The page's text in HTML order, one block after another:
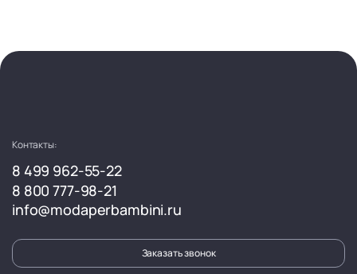
Контакты:
8 499 962-55-22
8 800 777-98-21
info@modaperbambini.ru
Заказать звонок